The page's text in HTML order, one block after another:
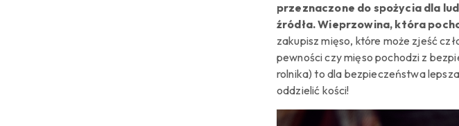
przeznaczone do spożycia dla
źródła.Wieprzowina, która
zakupisz mięso, które może zjeść
pewności czy mięso pochodzi z
rolnika) to dla bezpieczeństwa
oddzielić kości!